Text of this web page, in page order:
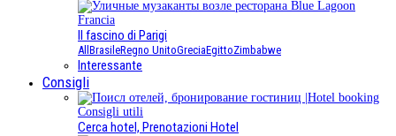
Francia
Il fascino di Parigi
All BrasileRegno UnitoGreciaEgittoZimbabwe
Interessante
Consigli
Consigli utili
Cerca hotel, Prenotazioni Hotel